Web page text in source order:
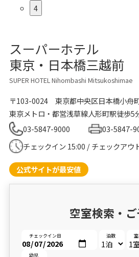
4
スーパーホテル
東京・日本橋三越前
SUPER HOTEL Nihombashi Mitsukoshimae
〒103-0024
東京都中央区日本橋小舟
東京メトロ・都営浅草線人形町駅徒歩5
03-5847-9000
03-5847-
チェックイン 15:00 / チェックアウ
公式サイトが最安値
空室検索・
チェックイン日 泊数
幼児